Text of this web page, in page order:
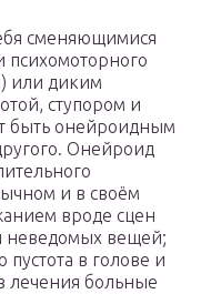
сменяющимися
или диким
ступором и
быть онейроидным
Онейроид
и в своём
вроде сцен
неведомых вещей;
в голове и
лечения больные